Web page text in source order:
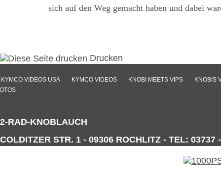
sich auf den Weg gemacht haben und dabei
Drucken
KYMCO VIDEOS USA KYMCO VIDEOS KNOBI MEETS VIPS
KNOBIS
2-RAD-KNOBLAUCH
COLDITZER STR. 1 - 09306 ROCHLITZ - TEL: 03737